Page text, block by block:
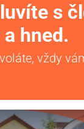
s
hned.
vždy